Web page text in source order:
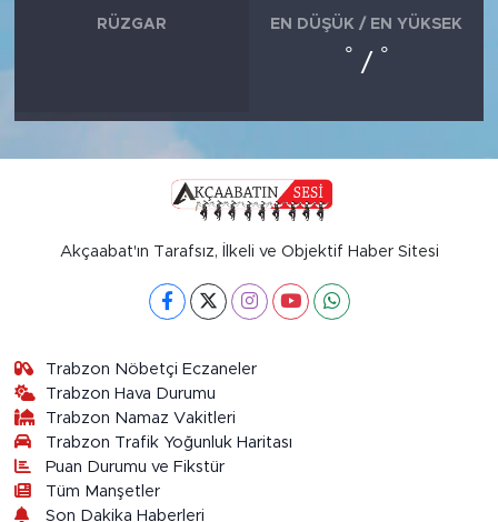
RÜZGAR EN DÜŞÜK / EN YÜKSEK
° / °
Akçaabat'ın Tarafsız, İlkeli ve Objektif Haber Sitesi
Trabzon Nöbetçi Eczaneler
Trabzon Hava Durumu
Trabzon Namaz Vakitleri
Trabzon Trafik Yoğunluk Haritası
Puan Durumu ve Fikstür
Tüm Manşetler
Son Dakika Haberleri